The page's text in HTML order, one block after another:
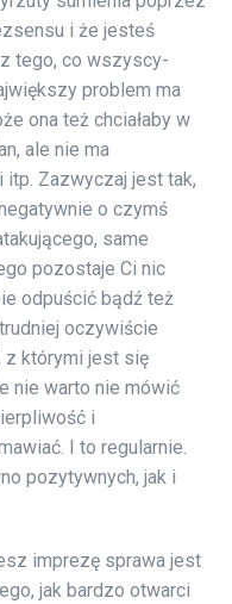
i że jesteś
tego, co wszyscy-
problem ma
ona też chciałaby w
ale nie ma
Zazwyczaj jest tak,
o czymś
same
pozostaje Ci nic
odpuścić bądź też
oczywiście
z którymi jest się
nie warto nie mówić
i
I to regularnie.
pozytywnych, jak i
imprezę sprawa jest
jak bardzo otwarci